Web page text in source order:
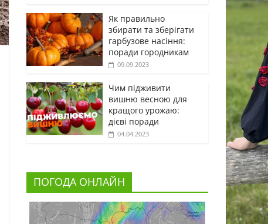
Як правильно
збирати та зберігати
гарбузове насіння:
поради городникам
09.09.2023
Чим підживити
вишню весною для
кращого урожаю:
дієві поради
04.04.2023
ПОГОДА ОНЛАЙН